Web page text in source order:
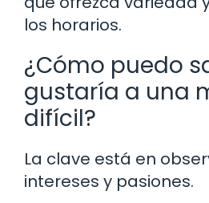
los horarios.
¿Cómo puedo
gustaría a una
difícil?
La clave está en
intereses y pasiones.